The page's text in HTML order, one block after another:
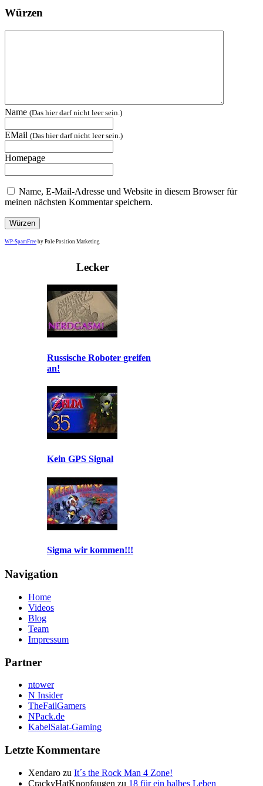
Würzen
Name (Das hier darf nicht leer sein.)
EMail (Das hier darf nicht leer sein.)
Homepage
Name, E-Mail-Adresse und Website in diesem Browser für
meinen nächsten Kommentar speichern.
WP-SpamFree by Pole Position Marketing
Lecker
Russische Roboter greifen
an!
Kein GPS Signal
Sigma wir kommen!!!
Navigation
Home
Videos
Blog
Team
Impressum
Partner
ntower
N Insider
TheFailGamers
NPack.de
KabelSalat-Gaming
Letzte Kommentare
Xendaro zu It´s the Rock Man 4 Zone!
CrackyHatKnopfaugen zu 18 für ein halbes Leben